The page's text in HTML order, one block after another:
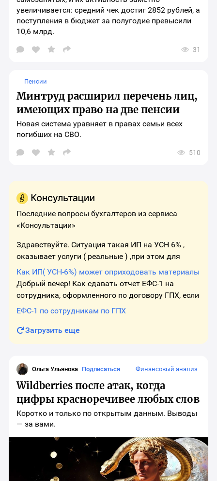
увеличивается: средний чек достиг 2852 рублей, а
поступления в бюджет за полугодие превысили
10,6 млрд.
Открыть
шаринга
материала
31
Пенсии
Минтруд расширил перечень лиц,
имеющих право на две пенсии
Новая система уравняет в правах семьи всех
погибших на СВО.
Открыть
шаринга
510
Последние вопросы бухгалтеров из сервиса
«Консультации»
Здравствуйте. Ситуация такая ИП на УСН 6% ,
оказывает услуги ( реальные ) ,при этом для
оказания услуг использует материалы (
зап.части/ расходники - тоже реальные ) . Берет
он это из запасов старых ,
Как ИП( УСН-6%) может оприходовать материалы
Добрый вечер! Как сдавать отчет ЕФС-1 на
сотрудника, оформленного по договору ГПХ, если
договор один, но к нему ежемесячно
Отчет сдается каждый раз, когд
ЕФС-1 по сотрудникам по ГПХ
Загрузить еще
Ольга Ульянова Подписаться Финансовый анализ
Wildberries после атак, когда
цифры красноречивее любых слов
Коротко и только по открытым данным. Выводы
— за вами.